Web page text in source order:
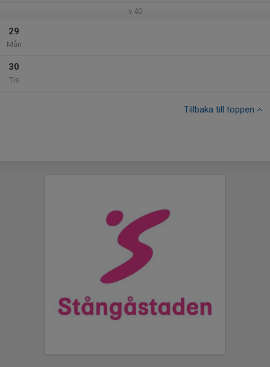
v.40
29
Mån
30
Tis
Tillbaka till toppen